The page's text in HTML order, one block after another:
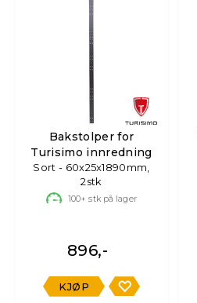
Bakstolper for
Turisimo innredning
Sort - 60x25x1890mm,
2stk
100+ stk på lager
896,-
KJØP